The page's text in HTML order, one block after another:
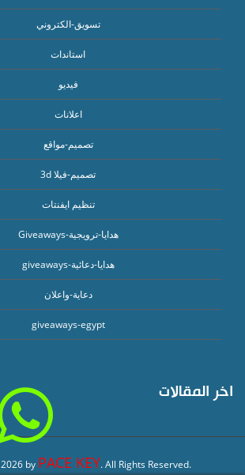
تسويق-الكتروني
استاندات
فيديو
اعلانات
تصميم-مواقع
تصميم-فيلا 3d
تنظيم ايفنتات
هدايا-ترويجية-Giveaways
هدايا-دعائية-giveaways
دعاية-واعلان
giveaways-egypt
اخر المقالات
2026by PACE KEY. All Rights Reserved.